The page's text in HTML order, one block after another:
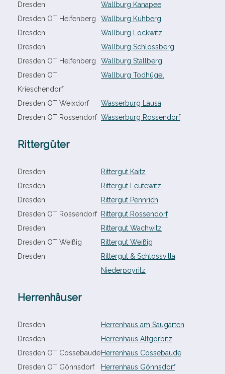
Dresden
Wallburg Kanapee
Dresden OT Helfenberg
Wallburg Kuhberg
Dresden
Wallburg Lockwitz
Dresden
Wallburg Schlossberg
Dresden OT Helfenberg
Wallburg Stallberg
Dresden OT
Krieschendorf
Wallburg Todhügel
Dresden OT Weixdorf
Wasserburg Lausa
Dresden OT Rossendorf Wasserburg Rossendorf
Rittergüter
Dresden
Rittergut Kaitz
Dresden
Rittergut Leutewitz
Dresden
Rittergut Pennrich
Dresden OT Rossendorf
Rittergut Rossendorf
Dresden
Rittergut Wachwitz
Dresden OT Weißig
Rittergut Weißig
Dresden
Rittergut & Schlossvilla
Niederpoyritz
Herrenhäuser
Dresden
Herrenhaus am Saugarten
Dresden
Herrenhaus Altgorbitz
Dresden OT CossebaudeHerrenhaus Cossebaude
Dresden OT Gönnsdorf
Herrenhaus Gönnsdorf